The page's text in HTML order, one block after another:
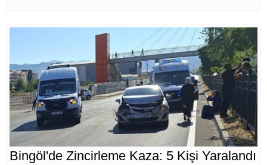
Bingöl'de Zincirleme Kaza: 5 Kişi Yaralandı